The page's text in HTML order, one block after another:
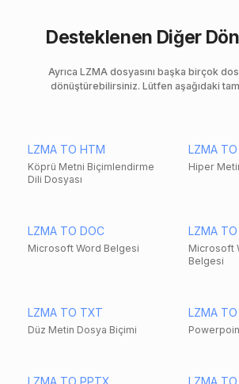
Desteklenen Diğer
Ayrıca LZMA dosyasını başka birçok
dönüştürebilirsiniz. Lütfen aşağıdaki
LZMA TO HTM
Köprü Metni Biçimlendirme
Dili Dosyası
LZMA
Hiper
LZMA TO DOC
Microsoft Word Belgesi
LZMA
Microsoft
Belgesi
LZMA TO TXT
Düz Metin Dosya Biçimi
LZMA